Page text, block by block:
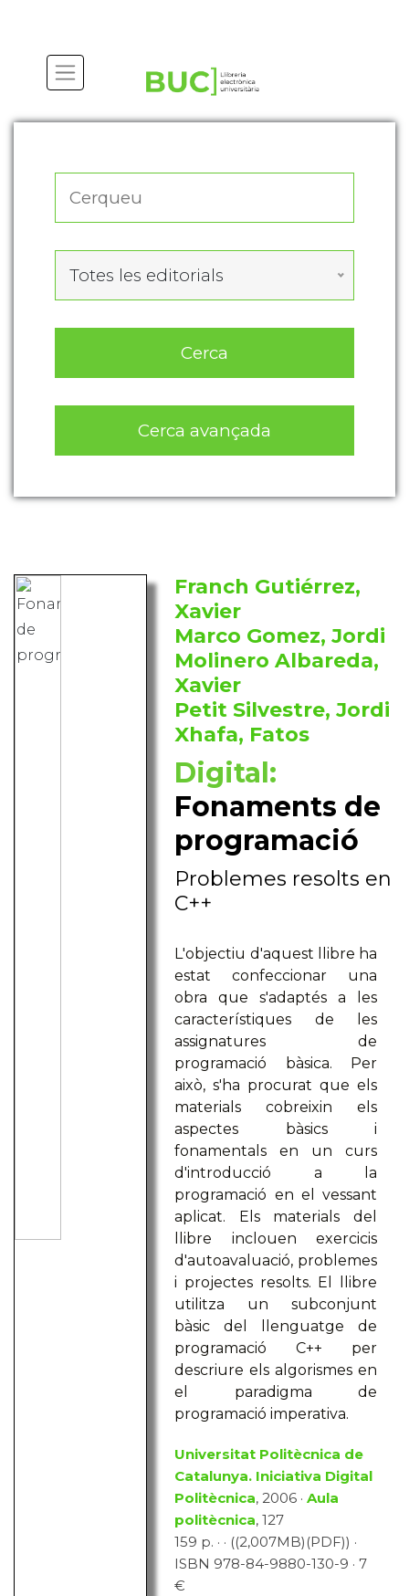
Totes les editorials
Cerca
Cerca avançada
Franch Gutiérrez,
Xavier
Marco Gomez, Jordi
Molinero Albareda,
Xavier
Petit Silvestre, Jordi
Xhafa, Fatos
Digital:
Fonaments de
programació
Problemes resolts en
C++
L'objectiu d'aquest llibre ha
estat confeccionar una
obra que s'adaptés a les
característiques de les
assignatures de
programació bàsica. Per
això, s'ha procurat que els
materials cobreixin els
aspectes bàsics i
fonamentals en un curs
d'introducció a la
programació en el vessant
aplicat. Els materials del
llibre inclouen exercicis
d'autoavaluació, problemes
i projectes resolts. El llibre
utilitza un subconjunt
bàsic del llenguatge de
programació C++ per
descriure els algorismes en
el paradigma de
programació imperativa.
Universitat Politècnica de
Catalunya. Iniciativa Digital
Politècnica, 2006 ·Aula
politècnica, 127
159 p. · · ((2,007MB)(PDF)) ·
ISBN 978-84-9880-130-9 · 7
€